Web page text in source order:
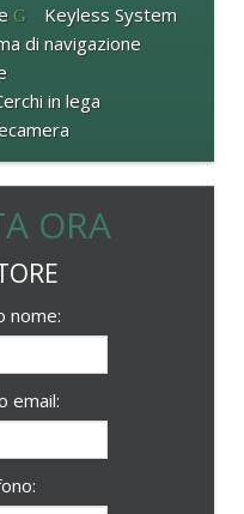
Keyless System
di navigazione
in lega
ORA
nome:
email: